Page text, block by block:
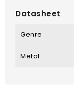
Datasheet
Genre
Metal